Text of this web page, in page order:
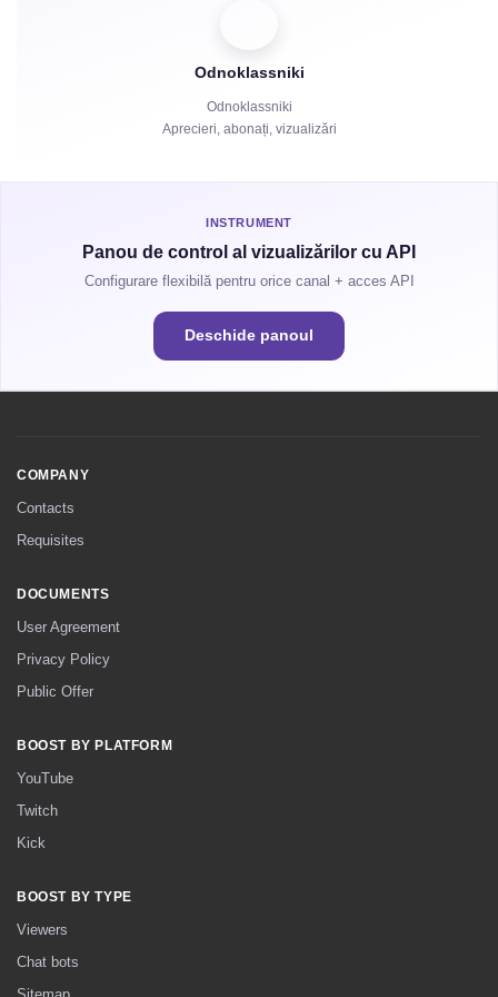
Ore de vizionare
Odnoklassniki
Odnoklassniki
Aprecieri, abonați, vizualizări
INSTRUMENT
Panou de control al vizualizărilor cu API
Configurare flexibilă pentru orice canal + acces API
Deschide panoul
COMPANY
Contacts
Requisites
DOCUMENTS
User Agreement
Privacy Policy
Public Offer
BOOST BY PLATFORM
YouTube
Twitch
Kick
BOOST BY TYPE
Viewers
Chat bots